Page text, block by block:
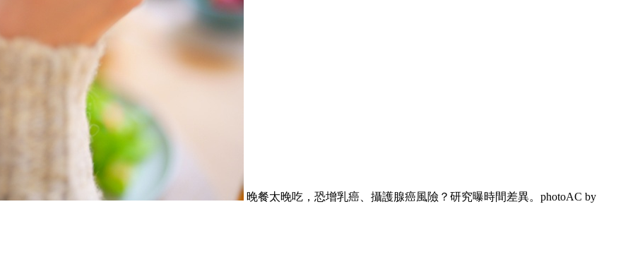
晚餐太晚吃，恐增乳癌、攝護腺癌風險？研究曝時間差異。photoAC by